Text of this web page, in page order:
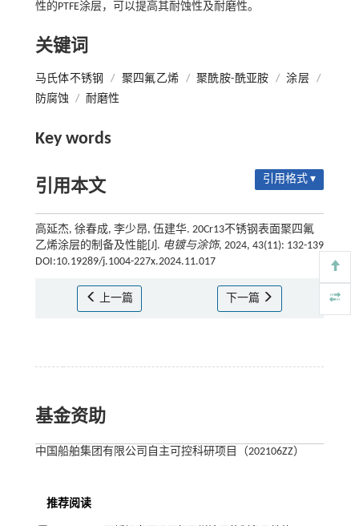
性的PTFE涂层，可以提高其耐蚀性及耐磨性。
关键词
马氏体不锈钢 / 聚四氟乙烯 / 聚酰胺-酰亚胺 / 涂层 /
防腐蚀 / 耐磨性
Key words
引用本文 引用格式 ▾
高延杰, 徐春成, 李少昂, 伍建华. 20Cr13不锈钢表面聚四氟
乙烯涂层的制备及性能[J]. 电镀与涂饰, 2024, 43(11): 132-139
DOI:10.19289/j.1004-227x.2024.11.017
上一篇 下一篇
基金资助
中国船舶集团有限公司自主可控科研项目（202106ZZ）